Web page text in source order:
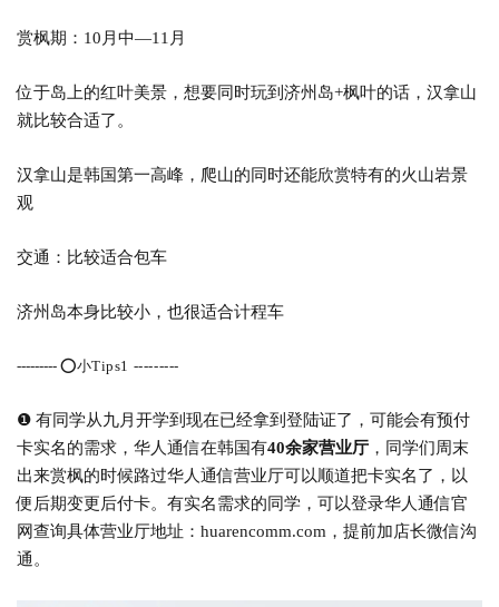
赏枫期：10月中—11月
位于岛上的红叶美景，想要同时玩到济州岛+枫叶的话，汉拿山
就比较合适了。
汉拿山是韩国第一高峰，爬山的同时还能欣赏特有的火山岩景
观
交通：比较适合包车
济州岛本身比较小，也很适合计程车
--------- ⭕️小Tips1 ---------
❶ 有同学从九月开学到现在已经拿到登陆证了，可能会有预付
卡实名的需求，华人通信在韩国有40余家营业厅 ，同学们周末
出来赏枫的时候路过华人通信营业厅可以顺道把卡实名了，以
便后期变更后付卡。有实名需求的同学，可以登录华人通信官
网查询具体营业厅地址：huarencomm.com，提前加店长微信沟
通。